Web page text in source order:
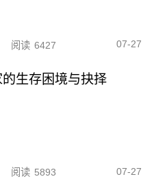
阅读 6427 07-27
生存困境与抉择
阅读 5893 07-27